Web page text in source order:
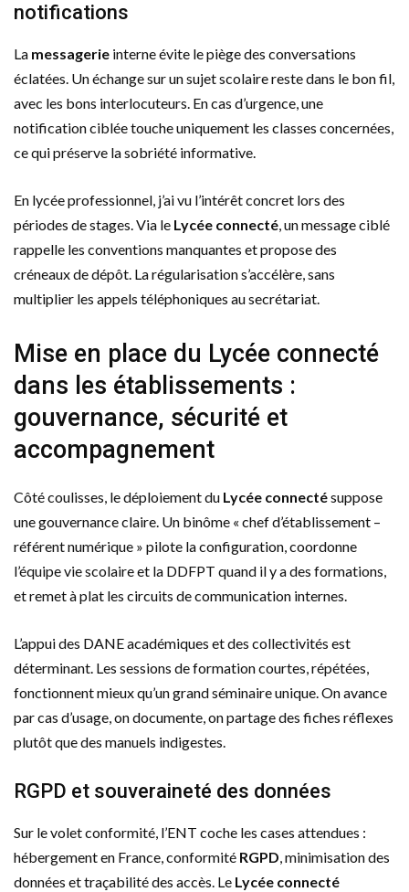
notifications
La messagerie interne évite le piège des conversations
éclatées. Un échange sur un sujet scolaire reste dans le bon fil,
avec les bons interlocuteurs. En cas d’urgence, une
notification ciblée touche uniquement les classes concernées,
ce qui préserve la sobriété informative.
En lycée professionnel, j’ai vu l’intérêt concret lors des
périodes de stages. Via le Lycée connecté, un message ciblé
rappelle les conventions manquantes et propose des
créneaux de dépôt. La régularisation s’accélère, sans
multiplier les appels téléphoniques au secrétariat.
Mise en place du Lycée connecté
dans les établissements :
gouvernance, sécurité et
accompagnement
Côté coulisses, le déploiement du Lycée connectésuppose
une gouvernance claire. Un binôme « chef d’établissement –
référent numérique » pilote la configuration, coordonne
l’équipe vie scolaire et la DDFPT quand il y a des formations,
et remet à plat les circuits de communication internes.
L’appui des DANE académiques et des collectivités est
déterminant. Les sessions de formation courtes, répétées,
fonctionnent mieux qu’un grand séminaire unique. On avance
par cas d’usage, on documente, on partage des fiches réflexes
plutôt que des manuels indigestes.
RGPD et souveraineté des données
Sur le volet conformité, l’ENT coche les cases attendues :
hébergement en France, conformité RGPD, minimisation des
données et traçabilité des accès. Le Lycée connecté